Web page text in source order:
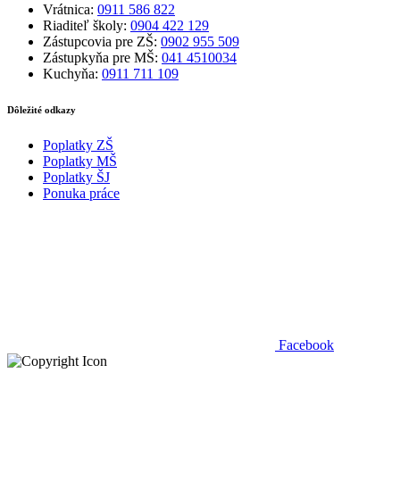
Vrátnica: 0911 586 822
Riaditeľ školy: 0904 422 129
Zástupcovia pre ZŠ: 0902 955 509
Zástupkyňa pre MŠ: 041 4510034
Kuchyňa: 0911 711 109
Dôležité odkazy
Poplatky ZŠ
Poplatky MŠ
Poplatky ŠJ
Ponuka práce
Facebook